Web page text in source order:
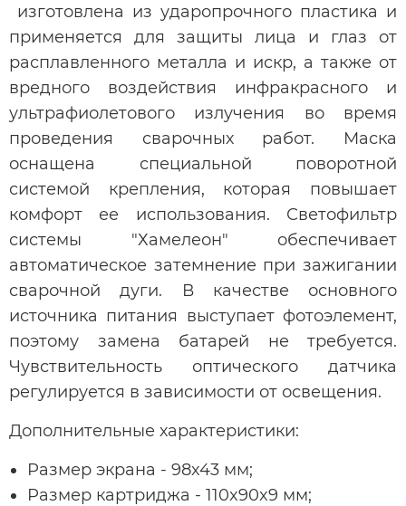
изготовлена из ударопрочного пластика и
применяется для защиты лица и глаз от
расплавленного металла и искр, а также от
вредного воздействия инфракрасного и
ультрафиолетового излучения во время
проведения сварочных работ. Маска
оснащена специальной поворотной
системой крепления, которая повышает
комфорт ее использования. Светофильтр
системы "Хамелеон" обеспечивает
автоматическое затемнение при зажигании
сварочной дуги. В качестве основного
источника питания выступает фотоэлемент,
поэтому замена батарей не требуется.
Чувствительность оптического датчика
регулируется в зависимости от освещения.
Дополнительные характеристики:
Размер экрана - 98x43 мм;
Размер картриджа - 110x90x9 мм;